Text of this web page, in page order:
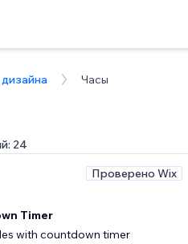
Часы
24
Проверено Wix
Timer
with countdown timer